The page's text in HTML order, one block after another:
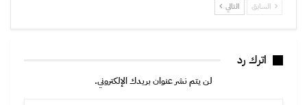
السابق التالي
اترك رد
لن يتم نشر عنوان بريدك الإلكتروني.